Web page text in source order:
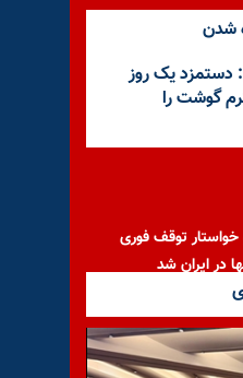
شدن
دستمزد یک روز
حتی کفاف ۲۵۰ گرم گوشت را
توقف فوری
در ایران شد